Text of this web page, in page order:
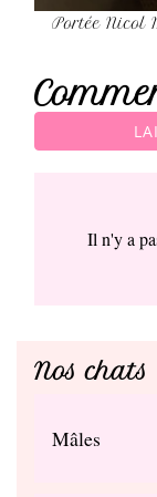
Portée Nicol
Il n'y a
Nos chats
Mâles